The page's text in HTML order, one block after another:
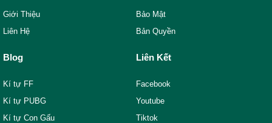
Giới Thiệu
Liên Hệ
Bảo Mật
Bản Quyền
Blog
Kí tự FF
Kí tự PUBG
Kí tự Con Gấu
Liên Kết
Facebook
Youtube
Tiktok